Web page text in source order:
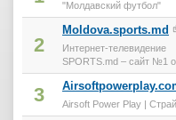
"Молдавский футбол"
2
Moldova.sports.md
Интернет-телевидение
SPORTS.md – сайт №1 о
3 Airsoft Power Play |